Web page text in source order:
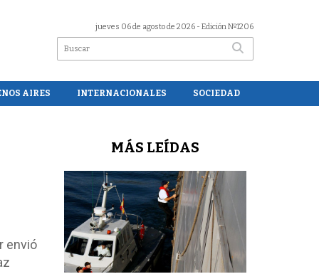
jueves 06 de agosto de 2026 - Edición Nº1206
AIRES INTERNACIONALES SOCIEDAD
envió
MÁS LEÍDAS